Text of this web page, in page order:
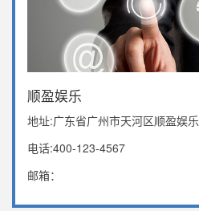
顺盈娱乐
地址:广东省广州市天河区顺盈娱乐
电话:400-123-4567
邮箱：